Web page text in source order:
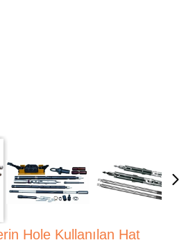
Hole Kullanılan Hat